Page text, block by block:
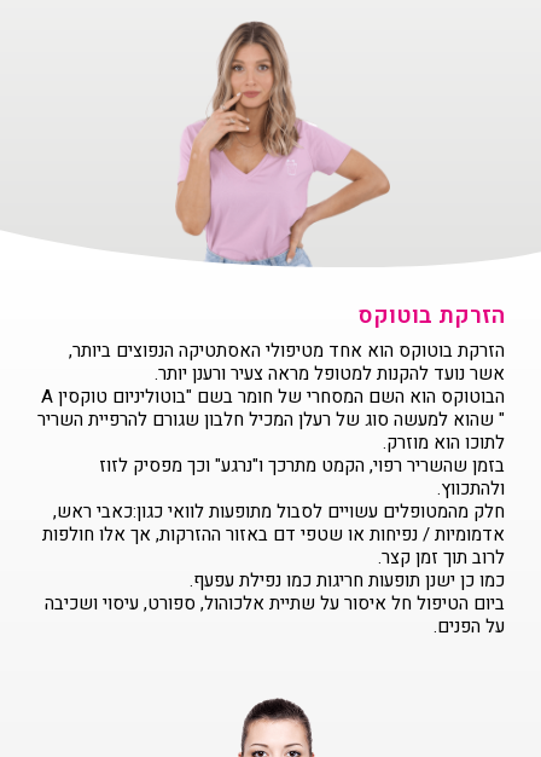
הזרקת בוטוקס
הזרקת בוטוקס הוא אחד מטיפולי האסתטיקה הנפוצים ביותר,
אשר נועד להקנות למטופל מראה צעיר ורענן יותר.
הבוטוקס הוא השם המסחרי של חומר בשם "בוטוליניום טוקסין A
" שהוא למעשה סוג של רעלן המכיל חלבון שגורם להרפיית השריר
לתוכו הוא מוזרק.
בזמן שהשריר רפוי, הקמט מתרכך ו"נרגע" וכך מפסיק לזוז
ולהתכווץ.
חלק מהמטופלים עשויים לסבול מתופעות לוואי כגון:כאבי ראש,
אדמומיות / נפיחות או שטפי דם באזור ההזרקות, אך אלו חולפות
לרוב תוך זמן קצר.
כמו כן ישנן תופעות חריגות כמו נפילת עפעף.
ביום הטיפול חל איסור על שתיית אלכוהול, ספורט, עיסוי ושכיבה
על הפנים.